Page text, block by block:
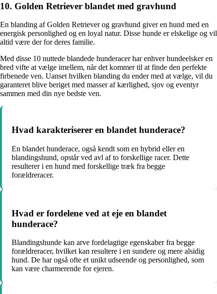
10. Golden Retriever blandet med gravhund
En blanding af Golden Retriever og gravhund giver en hund med en
energisk personlighed og en loyal natur. Disse hunde er elskelige og vil
altid være der for deres familie.
Med disse 10 nuttede blandede hunderacer har enhver hundeelsker en
bred vifte at vælge imellem, når det kommer til at finde den perfekte
firbenede ven. Uanset hvilken blanding du ender med at vælge, vil du
garanteret blive beriget med masser af kærlighed, sjov og eventyr
sammen med din nye bedste ven.
Hvad karakteriserer en blandet hunderace?
En blandet hunderace, også kendt som en hybrid eller en
blandingshund, opstår ved avl af to forskellige racer. Dette
resulterer i en hund med forskellige træk fra begge
forældreracer.
Hvad er fordelene ved at eje en blandet
hunderace?
Blandingshunde kan arve fordelagtige egenskaber fra begge
forældreracer, hvilket kan resultere i en sundere og mere alsidig
hund. De har også ofte et unikt udseende og personlighed, som
kan være charmerende for ejeren.